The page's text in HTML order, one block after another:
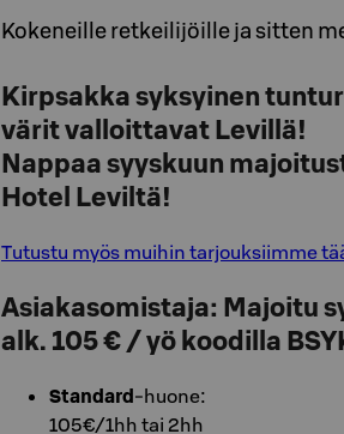
Kokeneille retkeilijöille ja sitten
Kirpsakka syksyinen
värit valloittavat Levillä!
Nappaa syyskuun
Hotel Leviltä!
Tutustu myös muihin tarjouksiimme
Asiakasomistaja: Majoitu
alk. 105 € / yö koodilla
Standard-huone:
105€/1hh tai 2hh